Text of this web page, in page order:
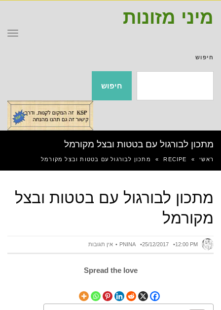
מיני מזונות
חיפוש
חיפוש
מתכון לבורגול עם בטטות ובצל מקורמל
ראשי »
RECIPE
» מתכון לבורגול עם בטטות ובצל מקורמל
מתכון לבורגול עם בטטות ובצל
מקורמל
PNINA 25/12/2017 12:00 PM אין תגובות
Spread the love